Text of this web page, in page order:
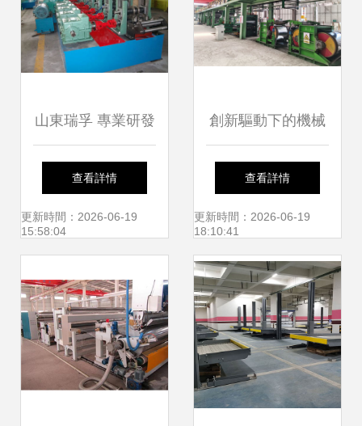
山東瑞孚 專業研發
黑龍江電纜橋架冷
彎機與成型機組，
查看詳情
更新時間：2026-06-19
15:58:04
創新驅動下的機械
設備研發 半自動機
械化設備助力產業
升級
查看詳情
更新時間：2026-06-19
18:10:41